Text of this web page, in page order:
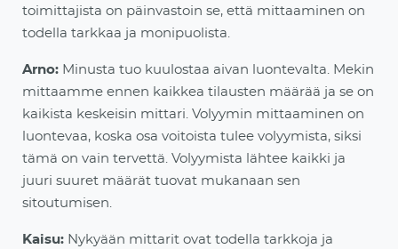
toimittajista on päinvastoin se, että mittaaminen on
todella tarkkaa ja monipuolista.
Arno: Minusta tuo kuulostaa aivan luontevalta. Mekin
mittaamme ennen kaikkea tilausten määrää ja se on
kaikista keskeisin mittari. Volyymin mittaaminen on
luontevaa, koska osa voitoista tulee volyymista, siksi
tämä on vain tervettä. Volyymista lähtee kaikki ja
juuri suuret määrät tuovat mukanaan sen
sitoutumisen.
Kaisu: Nykyään mittarit ovat todella tarkkoja ja